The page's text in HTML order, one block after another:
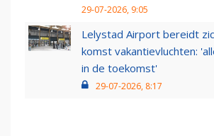
29-07-2026, 9:05
Lelystad Airport bereidt
komst vakantievluchten:
in de toekomst'
29-07-2026, 8:17